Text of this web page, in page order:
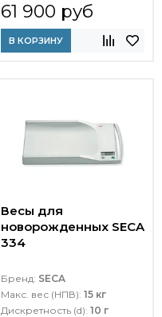
61 900 руб
В КОРЗИНУ
Весы для
новорожденных SECA
334
Бренд: SECA
Макс. вес (НПВ): 15 кг
Дискретность (d): 10 г